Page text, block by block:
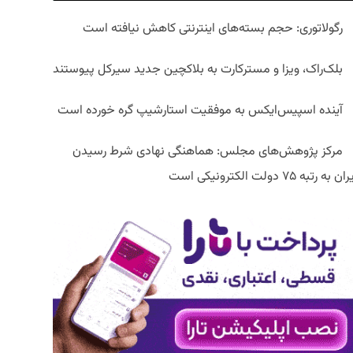
رگولاتوری: حجم بسته‌های اینترنتی کاهش نیافته است
بلک‌راک، ویزا و مسترکارت به بلاکچین جدید سیرکل پیوستند
آینده اسپیس‌ایکس به موفقیت استارشیپ گره خورده است
مرکز پژوهش‌های مجلس: هماهنگی نهادی شرط رسیدن
به رتبه ۷۵ دولت الکترونیکی است